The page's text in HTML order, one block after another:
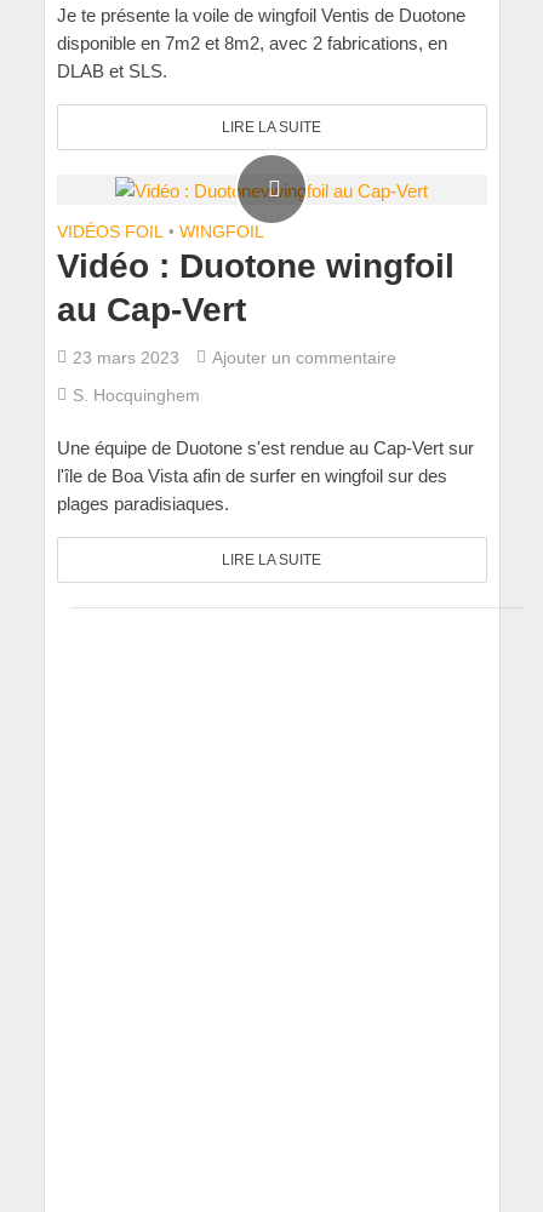
Je te présente la voile de wingfoil Ventis de Duotone
disponible en 7m2 et 8m2, avec 2 fabrications, en
DLAB et SLS.
LIRE LA SUITE
VIDÉOS FOIL • WINGFOIL
Vidéo : Duotone wingfoil
au Cap-Vert
23 mars 2023
Ajouter un commentaire
S. Hocquinghem
Une équipe de Duotone s'est rendue au Cap-Vert sur
l'île de Boa Vista afin de surfer en wingfoil sur des
plages paradisiaques.
LIRE LA SUITE